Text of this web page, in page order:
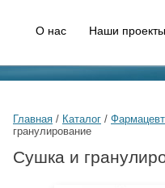
О нас Наши
Главная / Каталог /
гранулирование
Сушка и